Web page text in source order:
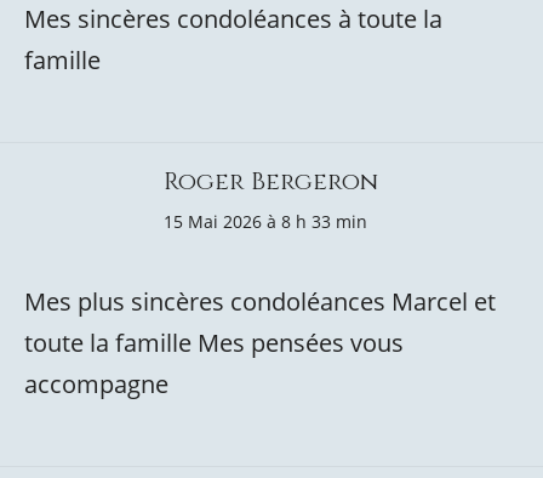
Mes sincères condoléances à toute la
famille
Roger Bergeron
15 Mai 2026 à 8 h 33 min
Mes plus sincères condoléances Marcel et
toute la famille Mes pensées vous
accompagne